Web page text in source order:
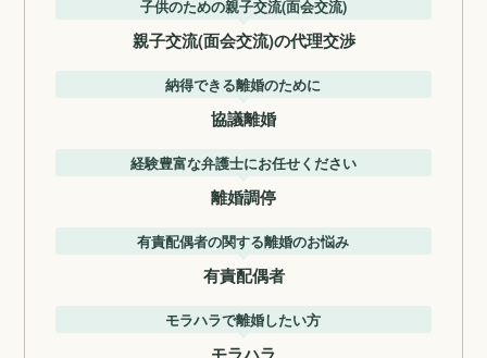
子供のための親子交流(面会交流)
親子交流(面会交流)の代理交渉
納得できる離婚のために
協議離婚
経験豊富な弁護士にお任せください
離婚調停
有責配偶者の関する離婚のお悩み
有責配偶者
モラハラで離婚したい方